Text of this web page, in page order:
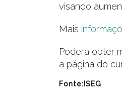
visando
Mais
Poderá obter
a página do
Fonte:ISEG